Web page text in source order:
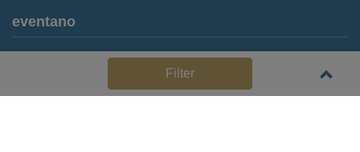
Filter
eventano